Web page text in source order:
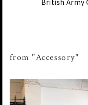
from "Accessory"